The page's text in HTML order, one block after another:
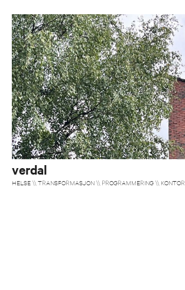
verdal
HELSE \\ TRANSFORMASJON \\ PROGRAMMERING \\ KONTOR